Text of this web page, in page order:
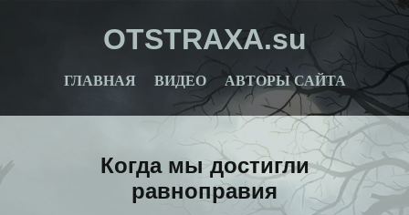
OTSTRAXA.su
ГЛАВНАЯ ВИДЕО АВТОРЫ САЙТА
Когда мы достигли
равноправия